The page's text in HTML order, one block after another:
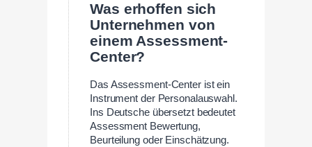
Was erhoffen sich
Unternehmen von
einem Assessment-
Center?
Das Assessment-Center ist ein
Instrument der Personalauswahl.
Ins Deutsche übersetzt bedeutet
Assessment Bewertung,
Beurteilung oder Einschätzung.